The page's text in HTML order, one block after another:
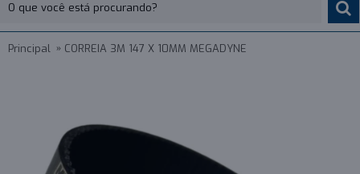
Principal CORREIA 3M 147 X 10MM MEGADYNE